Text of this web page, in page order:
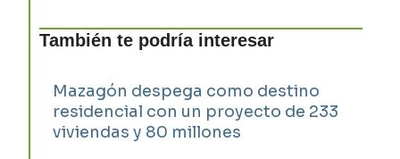
También te podría interesar
Mazagón despega como destino
residencial con un proyecto de 233
viviendas y 80 millones